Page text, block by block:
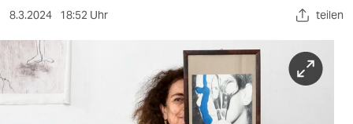
sport
berlin
nord
8.3.2024 18:52 Uhr teilen